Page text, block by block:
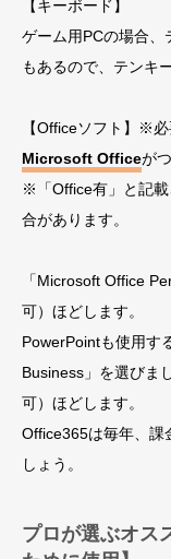
【キーボード】
ゲーム用PCの場合、
もあるので、テンキ
【Officeソフト】※
Microsoft Officeが
※「Office有」と記
合があります。
「Microsoft Office
可）ほどします。
PowerPointも使用す
Business」を選びま
可）ほどします。
Office365は毎年、課
しょう。
プロが選ぶオス